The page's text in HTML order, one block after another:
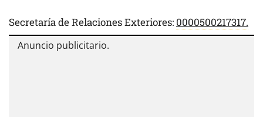
Secretaría de Relaciones Exteriores: 0000500217317.